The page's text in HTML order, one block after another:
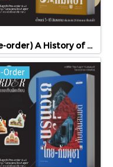
(Pre-order) A History of Cambodia ประวัติศาสตร์กัมพูชา (ฉบับปรับปรุงใหม่) / David Chandler / มติชน
Order